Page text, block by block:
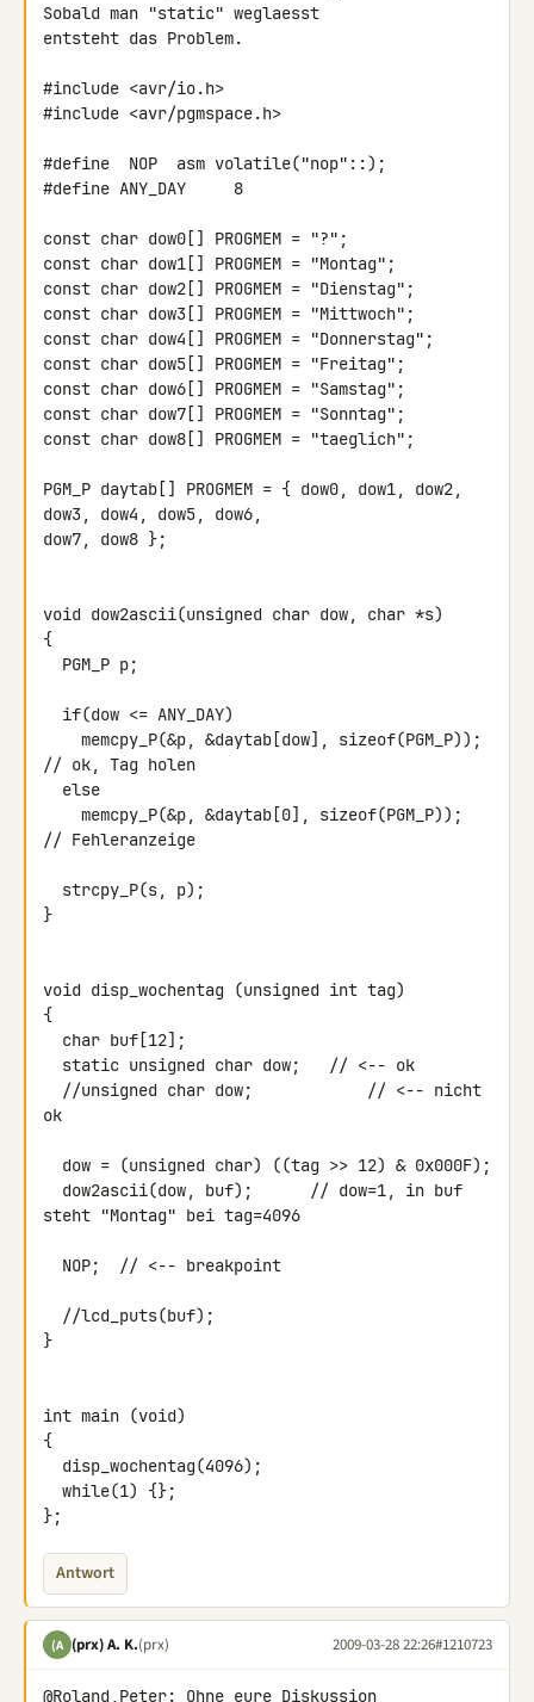
Sobald man "static" weglaesst
entsteht das Problem.
#include <avr/io.h>
#include <avr/pgmspace.h>
#define  NOP  asm volatile("nop"::);
#define ANY_DAY     8
const char dow0[] PROGMEM = "?";
const char dow1[] PROGMEM = "Montag";
const char dow2[] PROGMEM = "Dienstag";
const char dow3[] PROGMEM = "Mittwoch";
const char dow4[] PROGMEM = "Donnerstag";
const char dow5[] PROGMEM = "Freitag";
const char dow6[] PROGMEM = "Samstag";
const char dow7[] PROGMEM = "Sonntag";
const char dow8[] PROGMEM = "taeglich";
PGM_P daytab[] PROGMEM = { dow0, dow1, dow2,
dow3, dow4, dow5, dow6,
dow7, dow8 };
void dow2ascii(unsigned char dow, char *s)
{
// ok, Tag holen
// Fehleranzeige
}
void disp_wochentag (unsigned int tag)
{
ok
steht "Montag" bei tag=4096
}
int main (void)
{
};
Antwort
(A (prx) A. K.(prx) 2009-03-28 22:26#1210723
@Roland,Peter: Ohne eure Diskussion